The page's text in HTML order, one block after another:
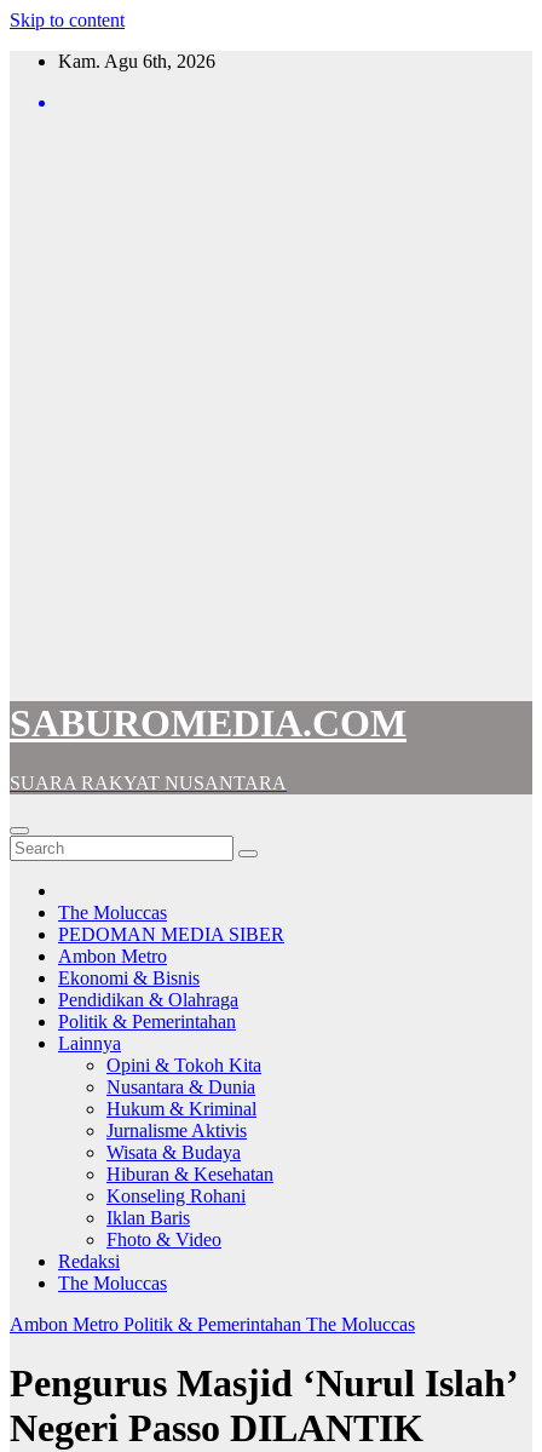
Skip to content
Kam. Agu 6th, 2026
SABUROMEDIA.COM
SUARA RAKYAT NUSANTARA
The Moluccas
PEDOMAN MEDIA SIBER
Ambon Metro
Ekonomi & Bisnis
Pendidikan & Olahraga
Politik & Pemerintahan
Lainnya
Opini & Tokoh Kita
Nusantara & Dunia
Hukum & Kriminal
Jurnalisme Aktivis
Wisata & Budaya
Hiburan & Kesehatan
Konseling Rohani
Iklan Baris
Fhoto & Video
Redaksi
The Moluccas
Ambon Metro Politik & Pemerintahan The Moluccas
Pengurus Masjid ‘Nurul Islah’
Negeri Passo DILANTIK